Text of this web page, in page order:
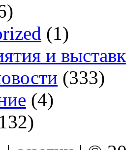
(1)
и
(333)
(4)